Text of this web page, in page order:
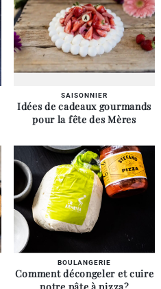
SAISONNIER
Idées de cadeaux gourmands
pour la fête des Mères
BOULANGERIE
Comment décongeler et cuire